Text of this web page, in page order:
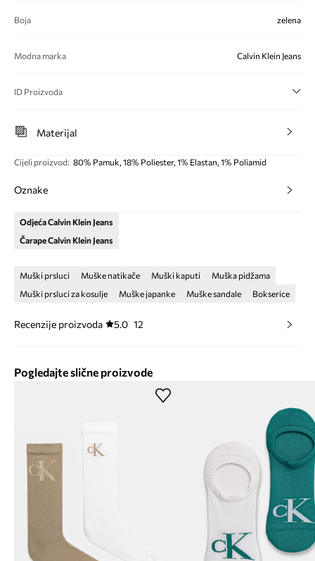
Boja zelena
Modna marka Calvin Klein Jeans
ID Proizvoda
Materijal
Cijeli proizvod: 80% Pamuk, 18% Poliester, 1% Elastan, 1% Poliamid
Oznake
Odjeća Calvin Klein Jeans
Čarape Calvin Klein Jeans
Muški prsluci Muške natikače Muški kaputi
Muška pidžama
Muški prsluci za kosulje
Muške japanke Muške sandale Bokserice
Recenzije proizvoda 5.0 12
Pogledajte slične proizvode